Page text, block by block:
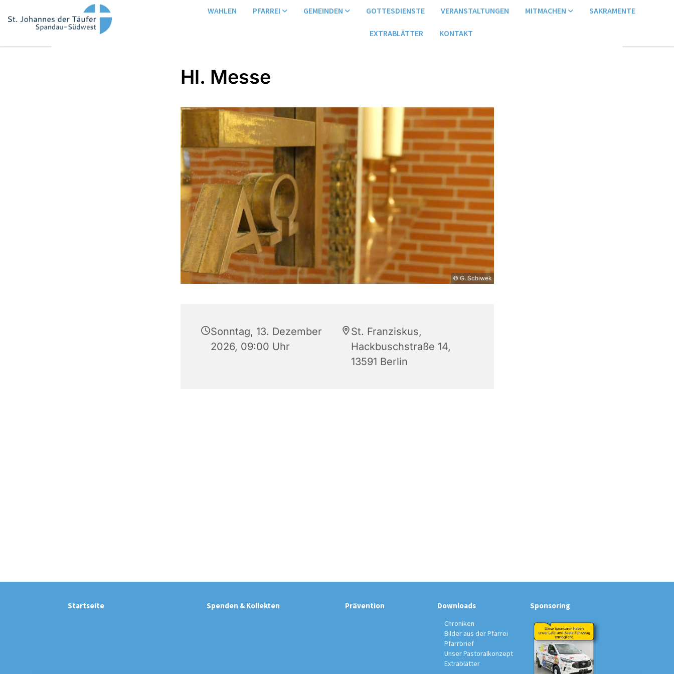
WAHLEN PFARREI GEMEINDEN GOTTESDIENSTE VERANSTALTUNGEN MITMACHEN SAKRAMENTE
EXTRABLÄTTER KONTAKT
Hl. Messe
© G. Schiwek
Sonntag, 13. Dezember
2026, 09:00 Uhr
St. Franziskus,
Hackbuschstraße 14,
13591 Berlin
Startseite Spenden & Kollekten Prävention Downloads
Chroniken
Bilder aus der Pfarrei
Pfarrbrief
Unser Pastoralkonzept
Extrablätter
Sponsoring